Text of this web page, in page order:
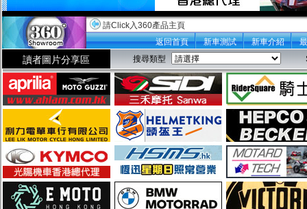
請Click入360產品主頁
返回首頁
新車測試 新車介紹
讀者圖片分享區 搜尋類型